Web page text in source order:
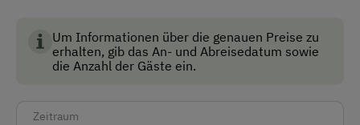
Anfahrtsmöglichkeiten
Auto
Standards für Umwelt, Tierwohl und
Lebensmittelqualität.
Um Informationen über die genauen Preise zu
erhalten, gib das An- und Abreisedatum sowie
die Anzahl der Gäste ein.
Zeitraum